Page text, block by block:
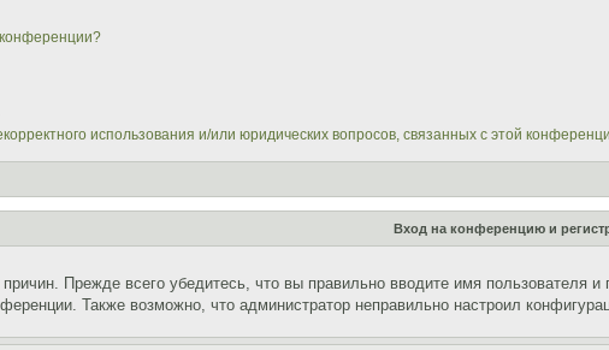
использования и/или юридических вопросов, связанных с этой
Вход на конференцию и
Прежде всего убедитесь, что вы правильно вводите имя
Также возможно, что администратор неправильно настроил